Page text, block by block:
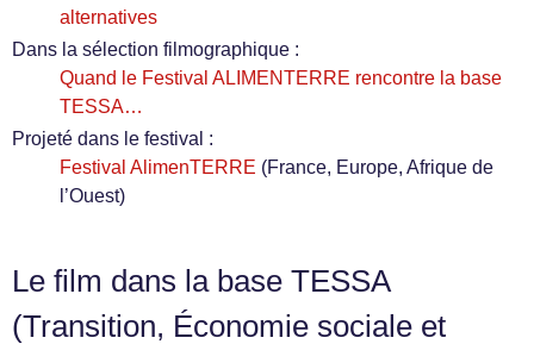
alternatives
Dans la sélection filmographique :
Quand le Festival ALIMENTERRE rencontre la base
TESSA…
Projeté dans le festival :
Festival AlimenTERRE (France, Europe, Afrique de
l’Ouest)
Le film dans la base TESSA
(Transition, Économie sociale et